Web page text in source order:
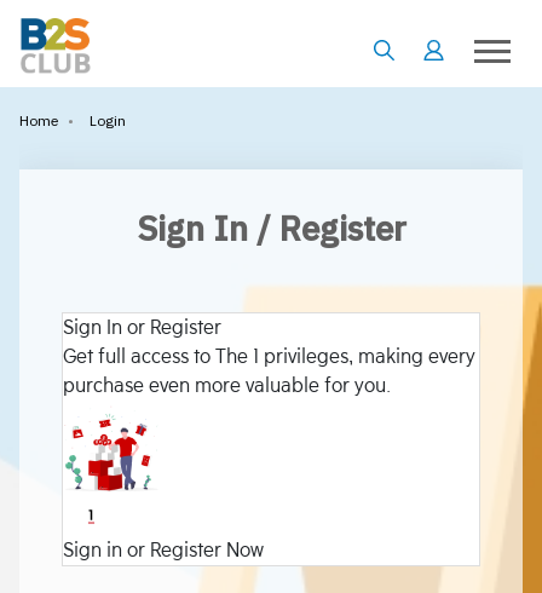
Home • Login
Sign In / Register
Sign In or Register
Get full access to The 1 privileges, making every
purchase even more valuable for you.
Sign in or Register Now